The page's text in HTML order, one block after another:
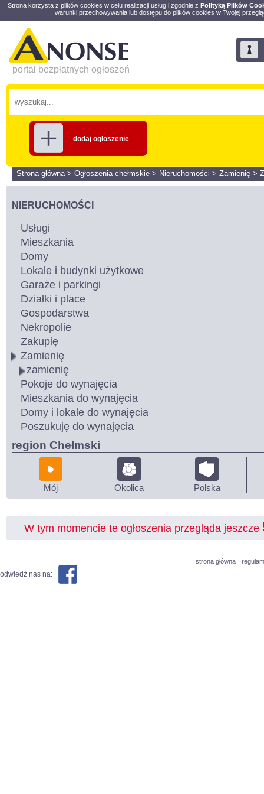
Strona korzysta z plików cookies w celu realizacji usług i zgodnie z Polityką Plików
warunki przechowywania lub dostępu do plików cookies w Twojej
portal bezpłatnych ogłoszeń
dodaj ogłoszenie
Strona główna> Ogłoszenia chełmskie > Nieruchomości > Zamienię >
NIERUCHOMOŚCI
Usługi
Mieszkania
Domy
Lokale i budynki użytkowe
Garaże i parkingi
Działki i place
Gospodarstwa
Nekropolie
Zakupię
Zamienię
zamienię
Pokoje do wynajęcia
Mieszkania do wynajęcia
Domy i lokale do wynajęcia
Poszukuję do wynajęcia
region Chełmski
Mój Okolica Polska
W tym momencie te ogłoszenia przegląda jeszcze
strona główna
odwiedź nas na: